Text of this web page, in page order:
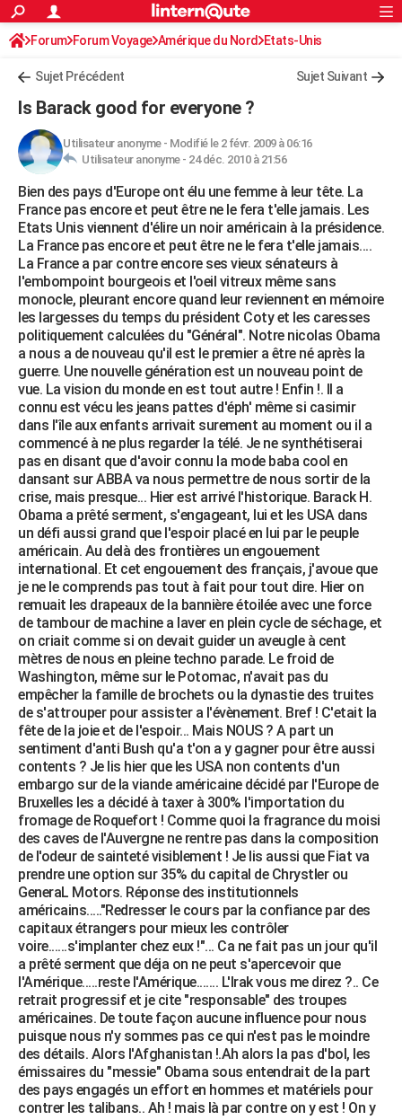
ACTUALITÉS
Politique
Société
Faits Divers
Education
Monde
Villes
+
FINANCE
Retraite
Impôts
Epargne
Immobilier
Risques naturels par ville
Banque
Assurance
Crédit
AUTO
Essais
Réserver un essai
Citadines
Berlines
SUV
Forum auto
+HIGH-TECH
Mobiles
Meilleur smartphone
Internet
Ordinateurs
Jeux vidéo
Guide high-tech
+BRICOLAGE
Forum
Aménagement intérieur
Extérieur
Cuisine
Salle de bains
Jardinage
Rangement
WEEK-END
Guides de France
Escapades
Patrimoine
Expositions
Musées
Week-end nature
+LIFESTYLE
Art de vivre
Bien-être
Loisirs
ModeModes de vie
SANTE
Alimentation
Guide de la santé
Maladies
Médicaments
Sommeil
VOYAGE
Destinations
City break
Voyage nature
Voyage de noces
Forum
Climat
+PHOTO
GUIDES D'ACHAT
BONS PLANS
CARTE DE VOEUX
Carte de Noël
Carte Bonne année
Carte Saint-Valentin
Carte Pâques
Carte d'anniversaire
DICTIONNAIRE
Dictionnaire
Biographies
Citations
Expressions
Proverbes
PROGRAMME TV
COPAINS D'AVANT
S'inscrire
Se connecter
Lycées
Collèges
Primaires
Universités
Entreprises
Service militaire
Avis de recherche
AVIS DE DÉCÈS
FORUM
Bricolage
Lifestyle
Culture
Sport
Auto
Television
Voyage
Cinema
Rechercher
S'inscrire
Connexion
Forum Forum Voyage Amérique du Nord Etats-Unis
Sujet Précédent Sujet Suivant
Is Barack good for everyone ?
Utilisateur anonyme- Modifié le 2 févr. 2009 à 06:16
Utilisateur anonyme - 24 déc. 2010 à 21:56
Bien des pays d'Europe ont élu une femme à leur tête. La
France pas encore et peut être ne le fera t'elle jamais. Les
Etats Unis viennent d'élire un noir américain à la présidence.
La France pas encore et peut être ne le fera t'elle jamais....
La France a par contre encore ses vieux sénateurs à
l'embompoint bourgeois et l'oeil vitreux même sans
monocle, pleurant encore quand leur reviennent en mémoire
les largesses du temps du président Coty et les caresses
politiquement calculées du "Général". Notre nicolas Obama
a nous a de nouveau qu'il est le premier a être né après la
guerre. Une nouvelle génération est un nouveau point de
vue. La vision du monde en est tout autre ! Enfin !. Il a
connu est vécu les jeans pattes d'éph' même si casimir
dans l'île aux enfants arrivait surement au moment ou il a
commencé à ne plus regarder la télé. Je ne synthétiserai
pas en disant que d'avoir connu la mode baba cool en
dansant sur ABBA va nous permettre de nous sortir de la
crise, mais presque... Hier est arrivé l'historique. Barack H.
Obama a prêté serment, s'engageant, lui et les USA dans
un défi aussi grand que l'espoir placé en lui par le peuple
américain. Au delà des frontières un engouement
international. Et cet engouement des français, j'avoue que
je ne le comprends pas tout à fait pour tout dire. Hier on
remuait les drapeaux de la bannière étoilée avec une force
de tambour de machine a laver en plein cycle de séchage, et
on criait comme si on devait guider un aveugle à cent
mètres de nous en pleine techno parade. Le froid de
Washington, même sur le Potomac, n'avait pas du
empêcher la famille de brochets ou la dynastie des truites
de s'attrouper pour assister a l'évènement. Bref ! C'etait la
fête de la joie et de l'espoir... Mais NOUS ? A part un
sentiment d'anti Bush qu'a t'on a y gagner pour être aussi
contents ? Je lis hier que les USA non contents d'un
embargo sur de la viande américaine décidé par l'Europe de
Bruxelles les a décidé à taxer à 300% l'importation du
fromage de Roquefort ! Comme quoi la fragrance du moisi
des caves de l'Auvergne ne rentre pas dans la composition
de l'odeur de sainteté visiblement ! Je lis aussi que Fiat va
prendre une option sur 35% du capital de Chrystler ou
GeneraL Motors. Réponse des institutionnels
américains....."Redresser le cours par la confiance par des
capitaux étrangers pour mieux les contrôler
voire......s'implanter chez eux !"... Ca ne fait pas un jour qu'il
a prêté serment que déja on ne peut s'apercevoir que
l'Amérique.....reste l'Amérique....... L'Irak vous me direz ?.. Ce
retrait progressif et je cite "responsable" des troupes
américaines. De toute façon aucune influence pour nous
puisque nous n'y sommes pas ce qui n'est pas le moindre
des détails. Alors l'Afghanistan !.Ah alors la pas d'bol, les
émissaires du "messie" Obama sous entendrait de la part
des pays engagés un effort en hommes et matériels pour
contrer les talibans.. Ah ! mais là par contre on y est ! On y